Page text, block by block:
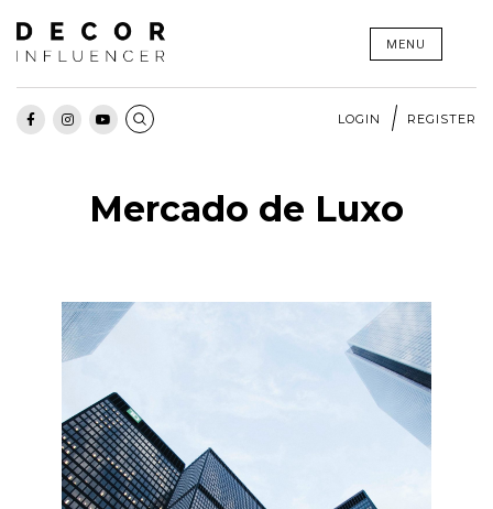
Skip
content
MENU
LOGIN REGISTER
Mercado de Luxo